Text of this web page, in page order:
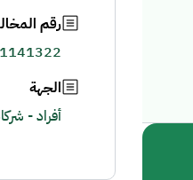
رقم
461141322/ق/
الجهة
أفراد -